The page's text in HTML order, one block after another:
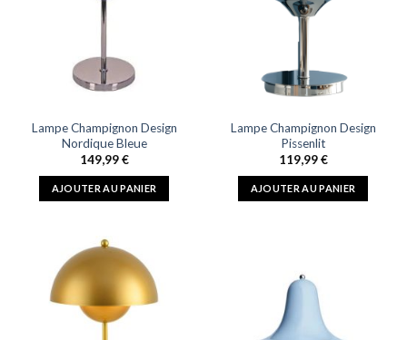
Lampe Champignon Design
Nordique Bleue
149,99€
AJOUTER AU PANIER
Lampe Champignon Design
Pissenlit
119,99€
AJOUTER AU PANIER